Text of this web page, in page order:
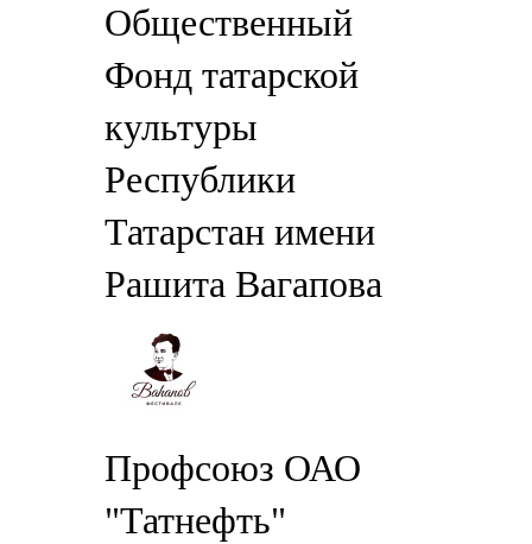
Общественный
Фонд татарской
культуры
Республики
Татарстан имени
Рашита Вагапова
Профсоюз ОАО
"Татнефть"